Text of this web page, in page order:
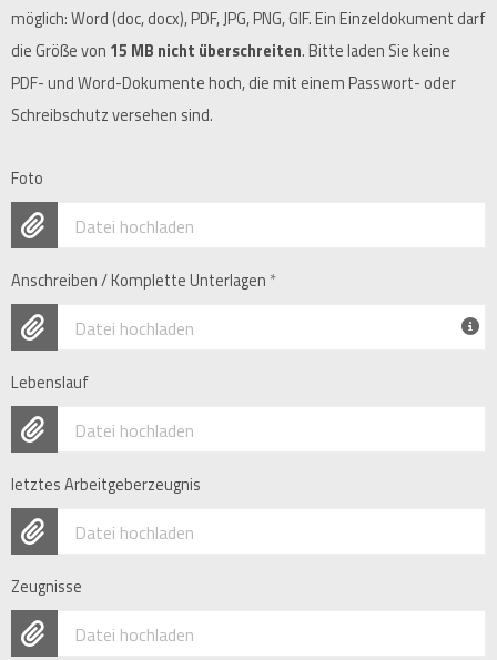
möglich: Word (doc, docx), PDF, JPG, PNG, GIF. Ein Einzeldokument darf
die Größe von 15 MB nicht überschreiten. Bitte laden Sie keine
PDF- und Word-Dokumente hoch, die mit einem Passwort- oder
Schreibschutz versehen sind.
Foto
Datei hochladen
Anschreiben / Komplette Unterlagen *
Datei hochladen
Lebenslauf
Datei hochladen
letztes Arbeitgeberzeugnis
Datei hochladen
Zeugnisse
Datei hochladen